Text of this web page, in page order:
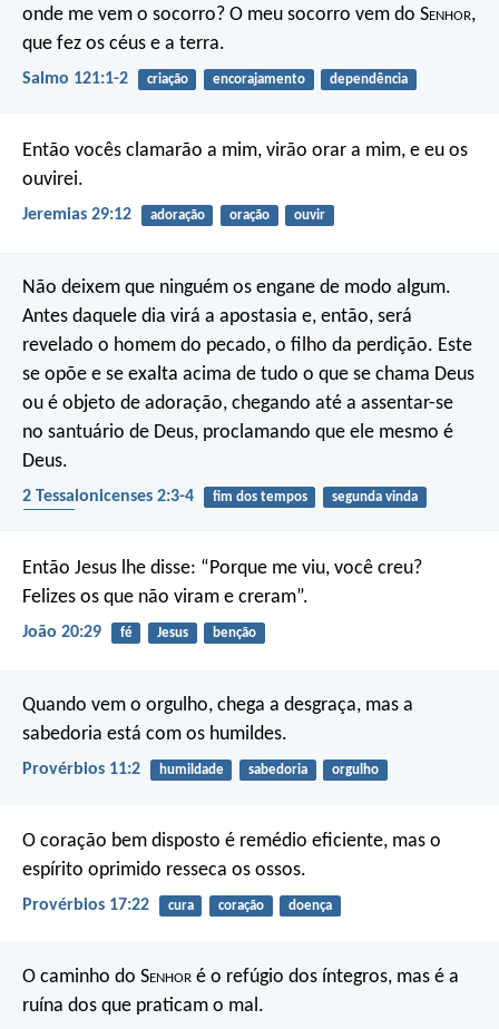
onde me vem o socorro? O meu socorro vem do Senhor,
que fez os céus e a terra.
Salmo 121:1-2 criação encorajamento dependência
Então vocês clamarão a mim, virão orar a mim, e eu os
ouvirei.
Jeremias 29:12 adoração oração ouvir
Não deixem que ninguém os engane de modo algum.
Antes daquele dia virá a apostasia e, então, será
revelado o homem do pecado, o filho da perdição. Este
se opõe e se exalta acima de tudo o que se chama Deus
ou é objeto de adoração, chegando até a assentar-se
no santuário de Deus, proclamando que ele mesmo é
Deus.
2 Tessalonicenses 2:3-4 fim dos tempos
segunda vinda
Então Jesus lhe disse: “Porque me viu, você creu?
Felizes os que não viram e creram”.
João 20:29 fé Jesus benção
Quando vem o orgulho, chega a desgraça, mas a
sabedoria está com os humildes.
Provérbios 11:2 humildade sabedoria orgulho
O coração bem disposto é remédio eficiente, mas o
espírito oprimido resseca os ossos.
Provérbios 17:22 cura coração doença
O caminho do Senhor é o refúgio dos íntegros, mas é a
ruína dos que praticam o mal.